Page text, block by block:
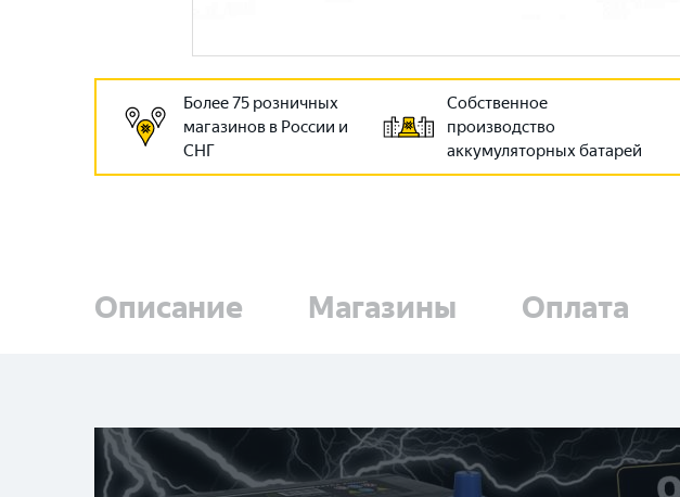
Более 75 розничных
магазинов в России и
СНГ
Собственное
производство
аккумуляторных батарей
Описание Магазины Оплата